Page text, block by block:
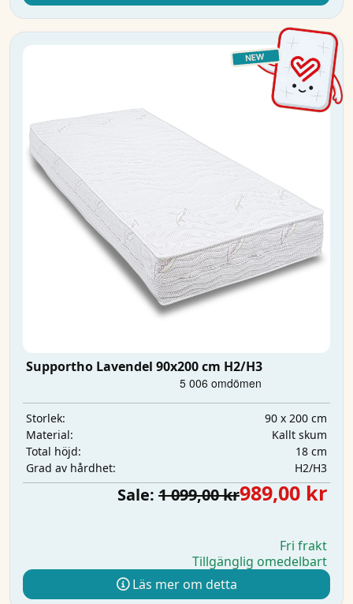
Supportho Lavendel 90x200 cm H2/H3
Storlek:
90 x 200 cm
Material:
Kallt skum
Total höjd:
18 cm
Grad av hårdhet:
H2/H3
Sale: 1 099,00 kr989,00 kr
Fri frakt
Tillgänglig omedelbart
Läs mer om detta